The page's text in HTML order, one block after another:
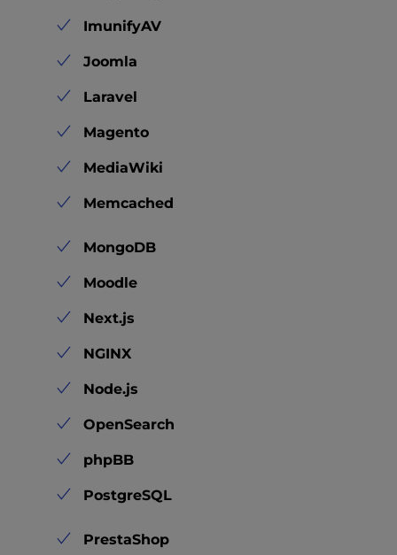
ImunifyAV
Joomla
Laravel
Magento
MediaWiki
Memcached
MongoDB
Moodle
Next.js
NGINX
Node.js
OpenSearch
phpBB
PostgreSQL
PrestaShop